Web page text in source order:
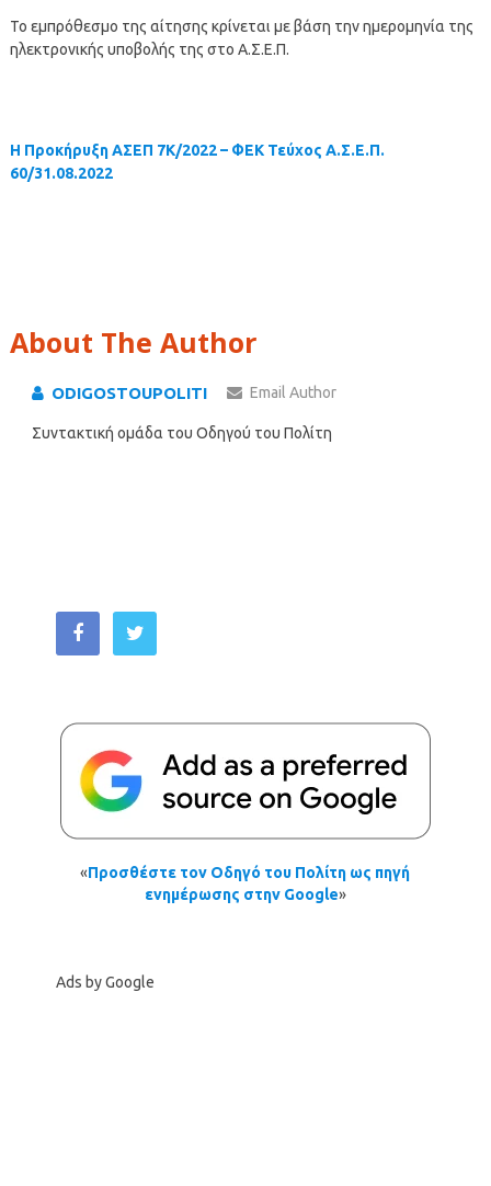
Το εμπρόθεσμο της αίτησης κρίνεται με βάση την ημερομηνία της
ηλεκτρονικής υποβολής της στο Α.Σ.Ε.Π.
Η Προκήρυξη ΑΣΕΠ 7Κ/2022 – ΦΕΚ Τεύχος Α.Σ.Ε.Π.
60/31.08.2022
About The Author
ODIGOSTOUPOLITI Email Author
Συντακτική ομάδα του Οδηγού του Πολίτη
«Προσθέστε τον Οδηγό του Πολίτη ως πηγή
ενημέρωσης στην Google»
Ads by Google